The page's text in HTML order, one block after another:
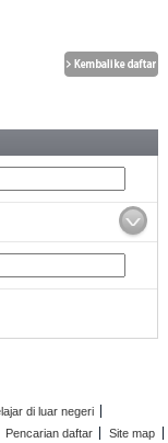
di luar negeri
Pencarian daftar
Site map